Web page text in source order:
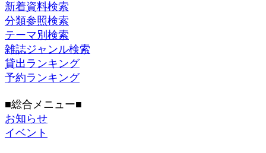
新着資料検索
分類参照検索
テーマ別検索
雑誌ジャンル検索
貸出ランキング
予約ランキング
■総合メニュー■
お知らせ
イベント